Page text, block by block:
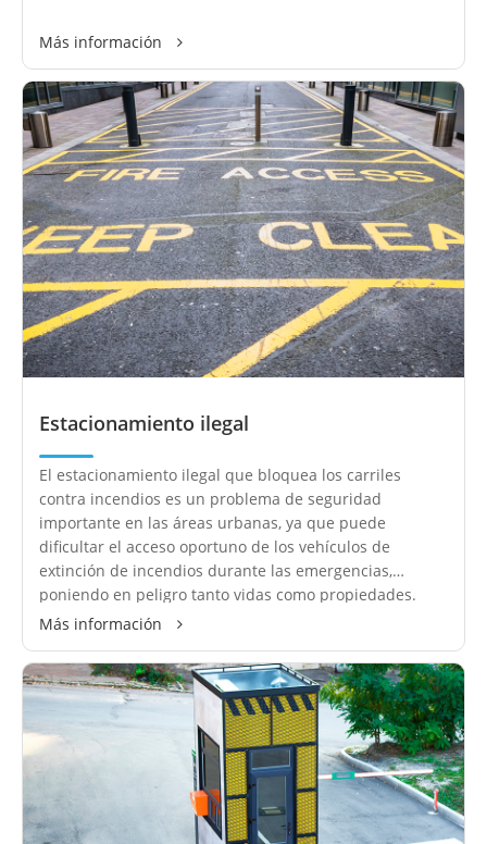
Más información
Estacionamiento ilegal
El estacionamiento ilegal que bloquea los carriles
contra incendios es un problema de seguridad
importante en las áreas urbanas, ya que puede
dificultar el acceso oportuno de los vehículos de
extinción de incendios durante las emergencias,
poniendo en peligro tanto vidas como propiedades.
Más información